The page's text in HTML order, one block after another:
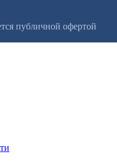
публичной офертой